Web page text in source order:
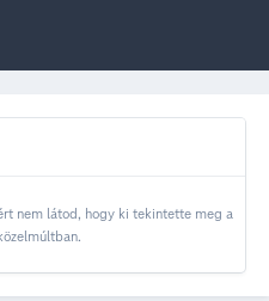
nem látod, hogy ki tekintette meg a